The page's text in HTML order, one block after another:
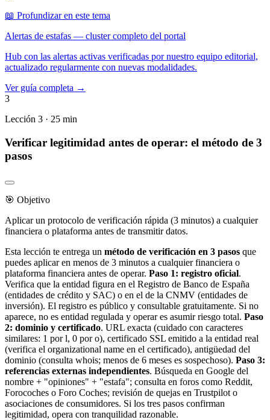
📖 Profundizar en este tema
Alertas de estafas — cluster completo del portal
Hub con las alertas activas verificadas por nuestro equipo editorial,
actualizado regularmente con nuevas modalidades.
Ver guía completa →
3
Lección 3 · 25 min
Verificar legitimidad antes de operar: el método de 3
pasos
🎯 Objetivo
Aplicar un protocolo de verificación rápida (3 minutos) a cualquier
financiera o plataforma antes de transmitir datos.
Esta lección te entrega un método de verificación en 3 pasos que
puedes aplicar en menos de 3 minutos a cualquier financiera o
plataforma financiera antes de operar. Paso 1: registro oficial.
Verifica que la entidad figura en el Registro de Banco de España
(entidades de crédito y SAC) o en el de la CNMV (entidades de
inversión). El registro es público y consultable gratuitamente. Si no
aparece, no es entidad regulada y operar es asumir riesgo total. Paso
2: dominio y certificado. URL exacta (cuidado con caracteres
similares: 1 por l, 0 por o), certificado SSL emitido a la entidad real
(verifica el organizational name en el certificado), antigüedad del
dominio (consulta whois; menos de 6 meses es sospechoso). Paso 3:
referencias externas independientes. Búsqueda en Google del
nombre + "opiniones" + "estafa"; consulta en foros como Reddit,
Forocoches o Foro Coches; revisión de quejas en Trustpilot o
asociaciones de consumidores. Si los tres pasos confirman
legitimidad, opera con tranquilidad razonable.